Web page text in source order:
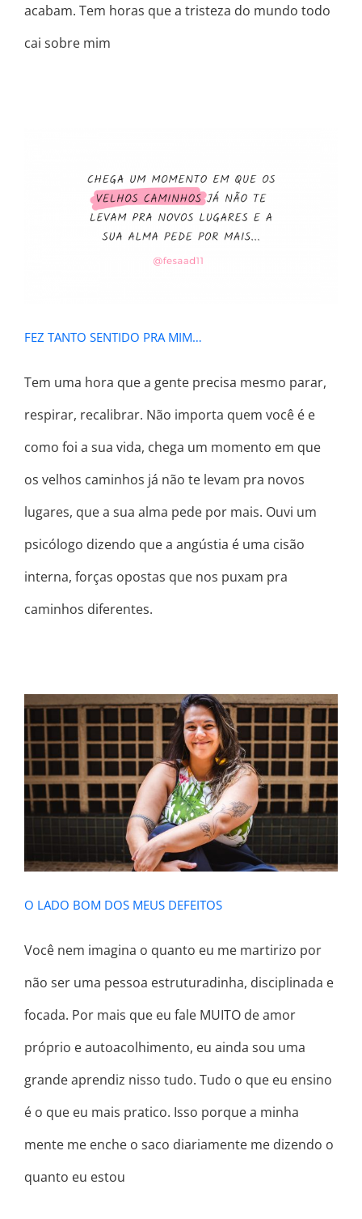
acabam. Tem horas que a tristeza do mundo todo
cai sobre mim
FEZ TANTO SENTIDO PRA MIM…
FEZ TANTO SENTIDO PRA MIM…
Tem uma hora que a gente precisa mesmo parar,
respirar, recalibrar. Não importa quem você é e
como foi a sua vida, chega um momento em que
os velhos caminhos já não te levam pra novos
lugares, que a sua alma pede por mais. Ouvi um
psicólogo dizendo que a angústia é uma cisão
interna, forças opostas que nos puxam pra
caminhos diferentes.
O LADO BOM DOS MEUS DEFEITOS
O LADO BOM DOS MEUS DEFEITOS
Você nem imagina o quanto eu me martirizo por
não ser uma pessoa estruturadinha, disciplinada e
focada. Por mais que eu fale MUITO de amor
próprio e autoacolhimento, eu ainda sou uma
grande aprendiz nisso tudo. Tudo o que eu ensino
é o que eu mais pratico. Isso porque a minha
mente me enche o saco diariamente me dizendo o
quanto eu estou